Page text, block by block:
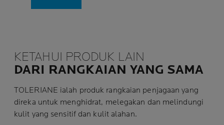
KETAHUI PRODUK LAIN
DARI RANGKAIAN YANG SAMA
TOLERIANE ialah produk rangkaian penjagaan yang
direka untuk menghidrat, melegakan dan melindungi
kulit yang sensitif dan kulit alahan.